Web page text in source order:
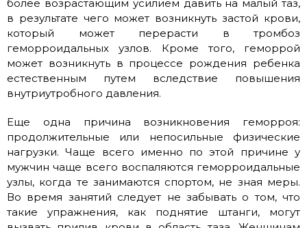
более возрастающим усилием давить на малый таз,
в результате чего может возникнуть застой крови,
который может перерасти в тромбоз
геморроидальных узлов. Кроме того, геморрой
может возникнуть в процессе рождения ребенка
естественным путем вследствие повышения
внутриутробного давления.
Еще одна причина возникновения геморроя:
продолжительные или непосильные физические
нагрузки. Чаще всего именно по этой причине у
мужчин чаще всего воспаляются геморроидальные
узлы, когда те занимаются спортом, не зная меры.
Во время занятий следует не забывать о том, что
такие упражнения, как поднятие штанги, могут